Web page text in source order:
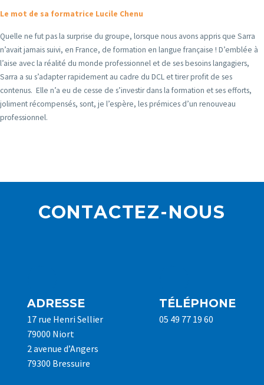
Le mot de sa formatrice Lucile Chenu
Quelle ne fut pas la surprise du groupe, lorsque nous avons appris que Sarra
n’avait jamais suivi, en France, de formation en langue française ! D’emblée à
l’aise avec la réalité du monde professionnel et de ses besoins langagiers,
Sarra a su s’adapter rapidement au cadre du DCL et tirer profit de ses
contenus. Elle n’a eu de cesse de s’investir dans la formation et ses efforts,
joliment récompensés, sont, je l’espère, les prémices d’un renouveau
professionnel.
CONTACTEZ-NOUS
ADRESSE
17 rue Henri Sellier
79000 Niort
2 avenue d’Angers
79300 Bressuire
TÉLÉPHONE
05 49 77 19 60